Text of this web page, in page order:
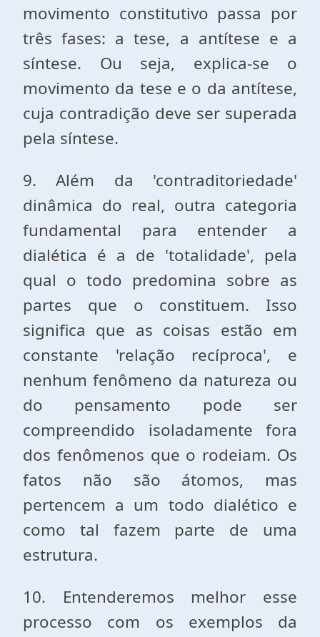
movimento constitutivo passa por
três fases: a tese, a antítese e a
síntese. Ou seja, explica-se o
movimento da tese e o da antítese,
cuja contradição deve ser superada
pela síntese.
9. Além da 'contraditoriedade'
dinâmica do real, outra categoria
fundamental para entender a
dialética é a de 'totalidade', pela
qual o todo predomina sobre as
partes que o constituem. Isso
significa que as coisas estão em
constante 'relação recíproca', e
nenhum fenômeno da natureza ou
do pensamento pode ser
compreendido isoladamente fora
dos fenômenos que o rodeiam. Os
fatos não são átomos, mas
pertencem a um todo dialético e
como tal fazem parte de uma
estrutura.
10. Entenderemos melhor esse
processo com os exemplos da